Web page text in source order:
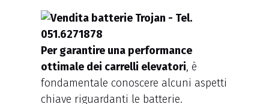
Per garantire una performance
ottimale dei carrelli elevatori, è
fondamentale conoscere alcuni aspetti
chiave riguardanti le batterie.